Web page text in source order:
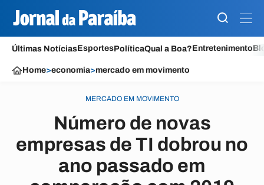
Últimas NotíciasEsportesPolíticaQual a Boa?Entretenimento
Home>economia>mercado em movimento
MERCADO EM MOVIMENTO
Número de novas
empresas de TI dobrou no
ano passado em